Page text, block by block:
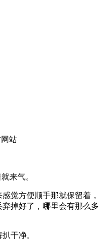
站
来气。
觉方便顺手那就保留着，
掉好了，哪里会有那么多
干净。